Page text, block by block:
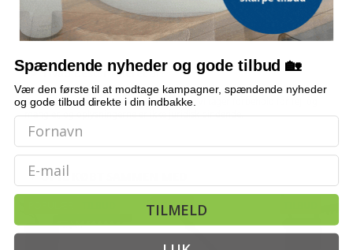
Larmer pumpen meget?
Hvad består filteret af?
Bemærk: FAQ er vejledende information. Vi tager forbehold for fejl og
OFTE KØBT SAMMEN MED
TILBUD
Spændende nyheder og gode tilbud 🏡
Vær den første til at modtage kampagner, spændende nyheder
og gode tilbud direkte i din indbakke.
Email
TILMELD